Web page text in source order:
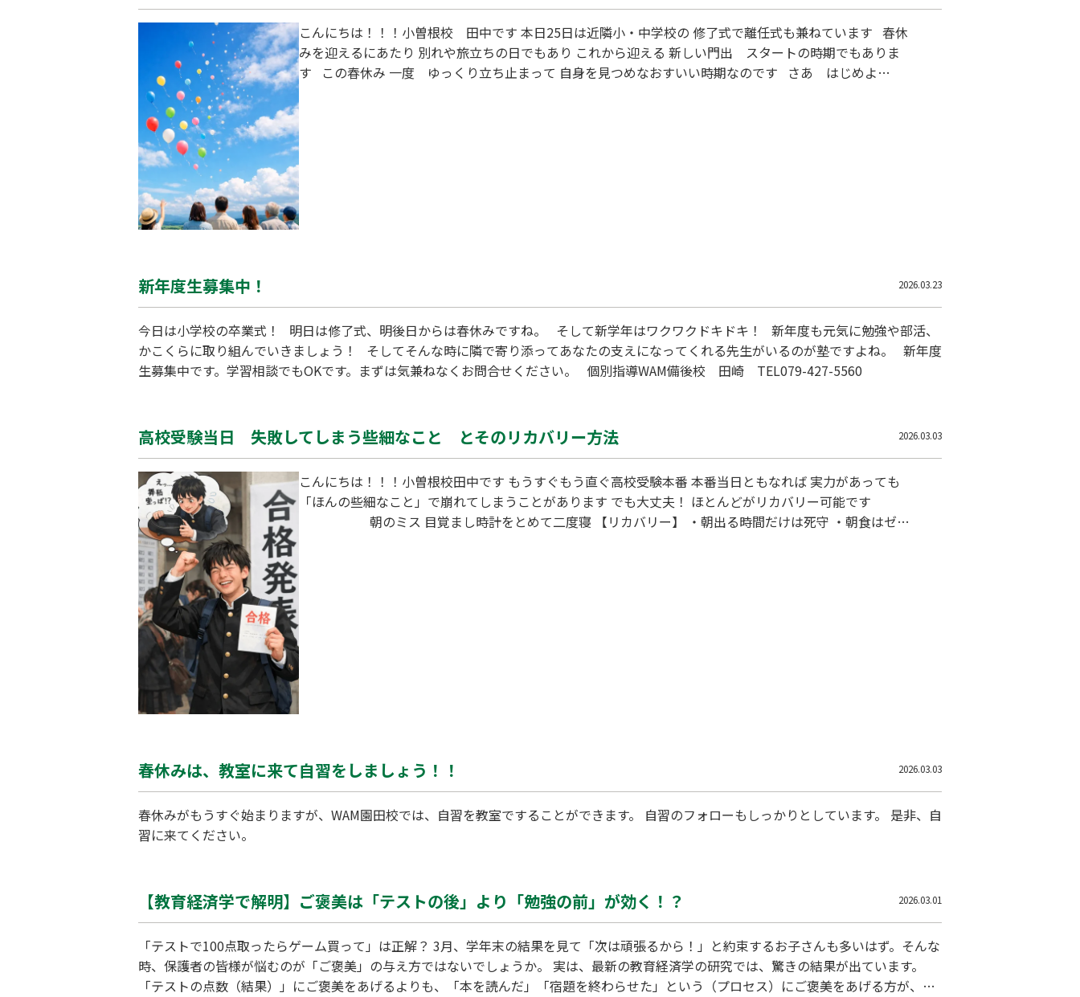
こんにちは！！！小曽根校 田中です 本日25日は近隣小・中学校の 修了式で離任式も兼ねています 春休
みを迎えるにあたり 別れや旅立ちの日でもあり これから迎える 新しい門出 スタートの時期でもありま
す この春休み 一度 ゆっくり立ち止まって 自身を見つめなおすいい時期なのです さあ はじめよ
2026.03.23
新年度生募集中！
今日は小学校の卒業式！ 明日は修了式、明後日からは春休みですね。 そして新学年はワクワクドキドキ！ 新年度も元気に勉強や部活、
かこくらに取り組んでいきましょう！ そしてそんな時に隣で寄り添ってあなたの支えになってくれる先生がいるのが塾ですよね。 新年度
生募集中です。学習相談でもOKです。まずは気兼ねなくお問合せください。 個別指導WAM備後校 田崎 TEL079-427-5560
2026.03.03
高校受験当日 失敗してしまう些細なこと とそのリカバリー方法
こんにちは！！！小曽根校田中です もうすぐもう直ぐ高校受験本番 本番当日ともなれば 実力があっても
「ほんの些細なこと」で崩れてしまうことがあります でも大丈夫！ ほとんどがリカバリー可能です
朝のミス 目覚まし時計をとめて二度寝 【リカバリー】 ・朝出る時間だけは死守 ・朝食はゼリ
2026.03.03
春休みは、教室に来て自習をしましょう！！
春休みがもうすぐ始まりますが、WAM園田校では、自習を教室ですることができます。 自習のフォローもしっかりとしています。 是非、自
習に来てください。
2026.03.01
【教育経済学で解明】ご褒美は「テストの後」より「勉強の前」が効く！？
「テストで100点取ったらゲーム買って」は正解？ 3月、学年末の結果を見て「次は頑張るから！」と約束するお子さんも多いはず。そんな
時、保護者の皆様が悩むのが「ご褒美」の与え方ではないでしょうか。 実は、最新の教育経済学の研究では、驚きの結果が出ています。
「テストの点数（結果）」にご褒美をあげるよりも、「本を読んだ」「宿題を終わらせた」という（プロセス）にご褒美をあげる方が、圧